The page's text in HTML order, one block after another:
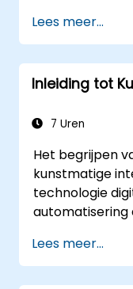
kunnen worden
contexten in
autonome
Lees meer...
Inleiding tot
7 Uren
Het begrijpen
kunstmatige
technologie
automatisering
behandelt
geschiedenis
Lees meer...